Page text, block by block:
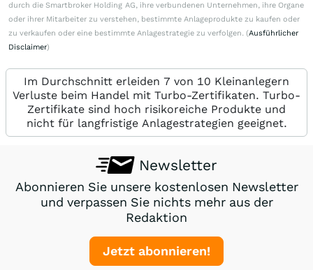
durch die Smartbroker Holding AG, ihre verbundenen Unternehmen, ihre Organe
oder ihrer Mitarbeiter zu verstehen, bestimmte Anlageprodukte zu kaufen oder
zu verkaufen oder eine bestimmte Anlagestrategie zu verfolgen. (Ausführlicher
Disclaimer)
Im Durchschnitt erleiden 7 von 10 Kleinanlegern
Verluste beim Handel mit Turbo-Zertifikaten. Turbo-
Zertifikate sind hoch risikoreiche Produkte und
nicht für langfristige Anlagestrategien geeignet.
Newsletter
Abonnieren Sie unsere kostenlosen Newsletter
und verpassen Sie nichts mehr aus der
Redaktion
Jetzt abonnieren!